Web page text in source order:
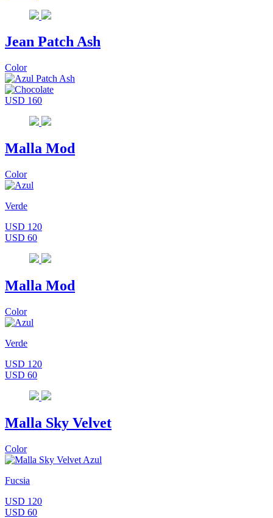
Jean Patch Ash
Color
USD 160
Malla Mod
Color
Verde
USD 120
USD 60
Malla Mod
Color
Verde
USD 120
USD 60
Malla Sky Velvet
Color
Fucsia
USD 120
USD 60